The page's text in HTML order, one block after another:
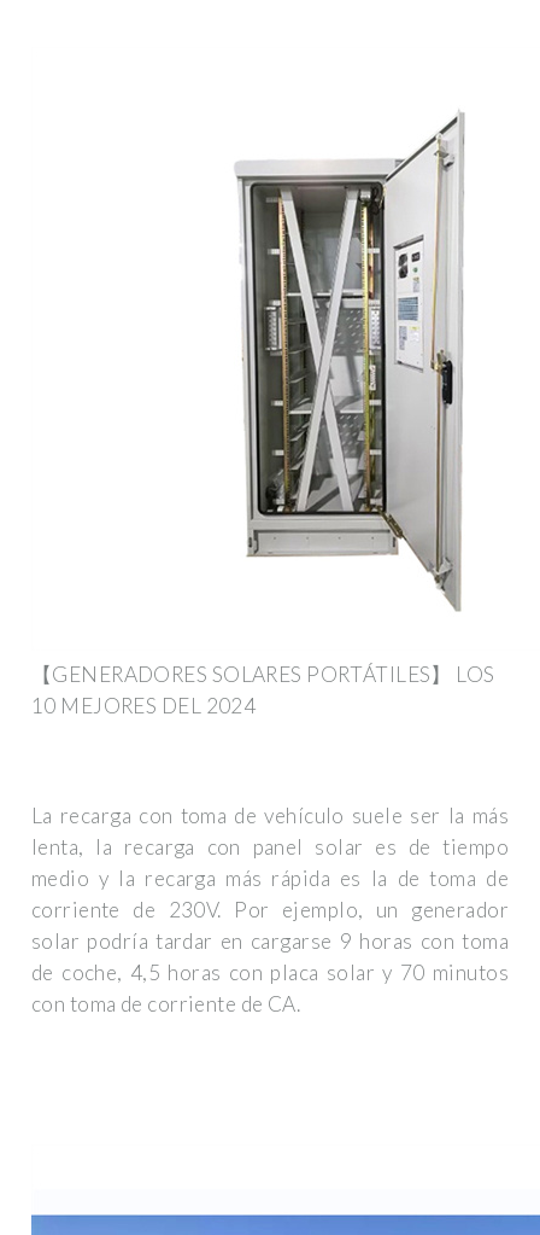
【GENERADORES SOLARES PORTÁTILES】 LOS
10 MEJORES DEL 2024
La recarga con toma de vehículo suele ser la más
lenta, la recarga con panel solar es de tiempo
medio y la recarga más rápida es la de toma de
corriente de 230V. Por ejemplo, un generador
solar podría tardar en cargarse 9 horas con toma
de coche, 4,5 horas con placa solar y 70 minutos
con toma de corriente de CA.